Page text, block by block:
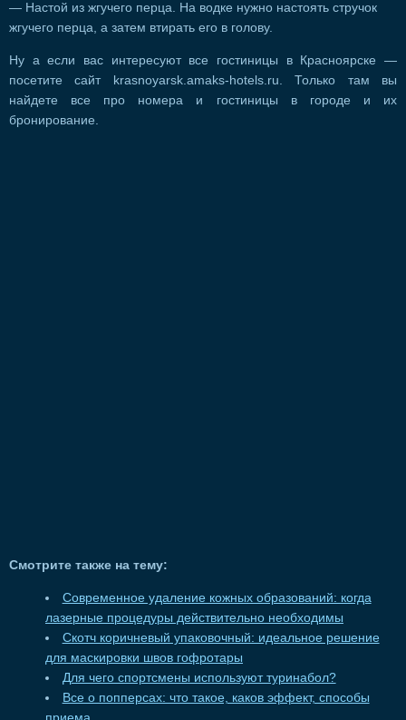
— Настой из жгучего перца. На водке нужно настоять стручок
жгучего перца, а затем втирать его в голову.
Ну а если вас интересуют все гостиницы в Красноярске —
посетите сайт krasnoyarsk.amaks-hotels.ru. Только там вы
найдете все про номера и гостиницы в городе и их
бронирование.
Смотрите также на тему:
Современное удаление кожных образований: когда
лазерные процедуры действительно необходимы
Скотч коричневый упаковочный: идеальное решение
для маскировки швов гофротары
Для чего спортсмены используют туринабол?
Все о попперсах: что такое, каков эффект, способы